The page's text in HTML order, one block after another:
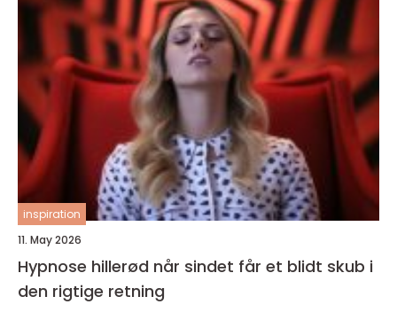
inspiration
11. May 2026
Hypnose hillerød når sindet får et blidt skub i
den rigtige retning